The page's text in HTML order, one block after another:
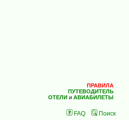
ПРАВИЛА
ПУТЕВОДИТЕЛЬ
ОТЕЛИ и АВИАБИЛЕТЫ
FAQ Поиск